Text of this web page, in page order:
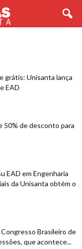
grátis: Unisanta lança
EAD
50% de desconto para
EAD em Engenharia
da Unisanta obtém o
Brasileiro de
que acontece...